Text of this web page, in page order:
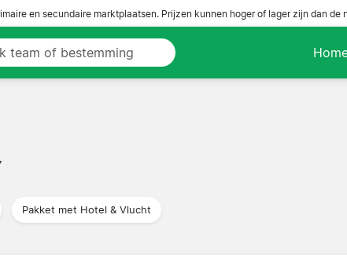
en secundaire marktplaatsen. Prijzen kunnen hoger of lager zijn dan de
Pakket met Hotel & Vlucht